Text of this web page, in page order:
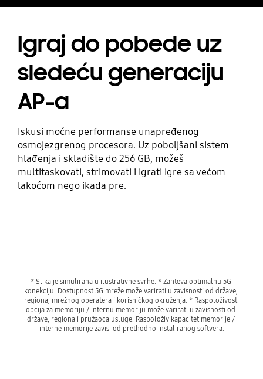
Igraj do pobede uz
sledeću generaciju
AP-a
Iskusi moćne performanse unapređenog
osmojezgrenog procesora. Uz poboljšani sistem
hlađenja i skladište do 256 GB, možeš
multitaskovati, strimovati i igrati igre sa većom
lakoćom nego ikada pre.
* Slika je simulirana u ilustrativne svrhe. * Zahteva optimalnu 5G
konekciju. Dostupnost 5G mreže može varirati u zavisnosti od države,
regiona, mrežnog operatera i korisničkog okruženja. * Raspoloživost
opcija za memoriju / internu memoriju može varirati u zavisnosti od
države, regiona i pružaoca usluge. Raspoloživ kapacitet memorije /
interne memorije zavisi od prethodno instaliranog softvera.